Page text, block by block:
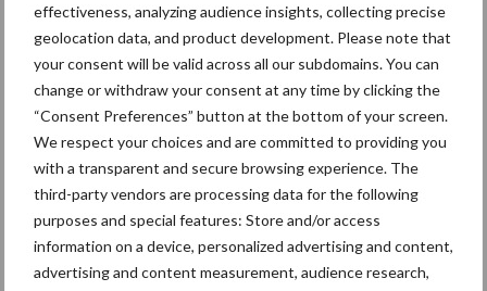
effectiveness, analyzing audience insights, collecting precise
geolocation data, and product development. Please note that
your consent will be valid across all our subdomains. You can
change or withdraw your consent at any time by clicking the
“Consent Preferences” button at the bottom of your screen.
We respect your choices and are committed to providing you
with a transparent and secure browsing experience. The
third-party vendors are processing data for the following
purposes and special features: Store and/or access
information on a device, personalized advertising and content,
advertising and content measurement, audience research,
voorgedaan. De trekker is uitzonderlijk betrouwbaar en sterk
genoeg voor veel allround-werkzaamheden.
Ook is de
718 wendbaar en een stuk zuiniger dan zijn
enige nadeel is de cabine. Deze is niet heel groot.” De Fendt 718
wordt bij Coenen gebruikt voor het planten van asperges. Daarna
wordt deze aan de tweede maisplanter gehangen om de eerste
combinatie iets meer lucht te geven. Als de Claas Axion 830 aan
de pers gehangen wordt, krijgt de 718 een plekje tussen de